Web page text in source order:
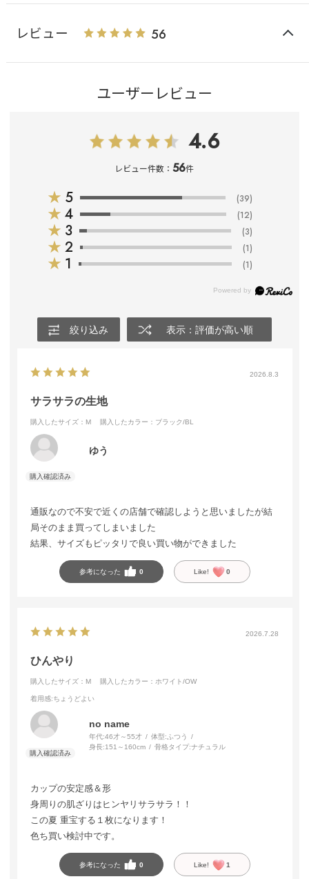
レビュー 56
ユーザーレビュー
4.6
レビュー件数：56件
★ 5 (39)
★ 4 (12)
★ 3 (3)
★ 2 (1)
★ 1 (1)
絞り込み 表示：評価が高い順
2026.8.3
サラサラの生地
購入したサイズ：M 購入したカラー：ブラック/BL
ゆう
通販なので不安で近くの店舗で確認しようと思いましたが結
局そのまま買ってしまいました
結果、サイズもピッタリで良い買い物ができました
参考になった 0 Like! 0
2026.7.28
ひんやり
購入したサイズ：M 購入したカラー：ホワイト/OW
着用感:ちょうどよい
no name
年代:46才～55才 体型:ふつう
身長:151～160cm 骨格タイプ:ナチュラル
カップの安定感＆形
身周りの肌ざりはヒンヤリサラサラ！！
この夏 重宝する１枚になります！
色ち買い検討中です。
参考になった 0 Like! 1